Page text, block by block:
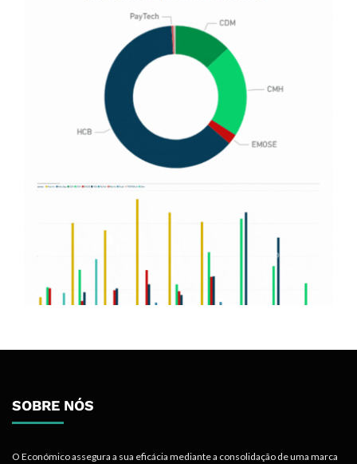
SOBRE NÓS
O Económico assegura a sua eficácia mediante a consolidação de uma marca